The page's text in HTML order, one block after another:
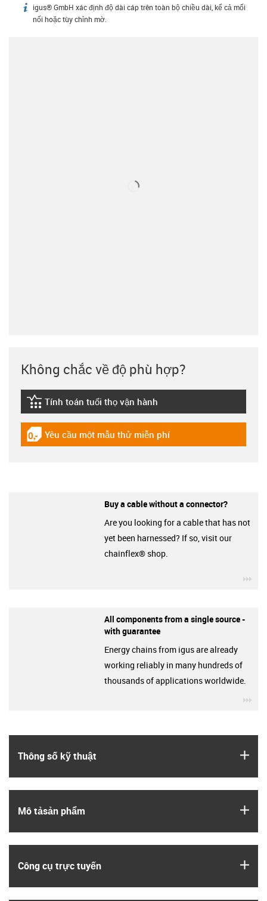
igus-icon-info
igus® GmbH xác định độ dài cáp trên toàn bộ chiều dài, kể cả mối
nối hoặc tùy chỉnh mờ.
Thông số kỹ thuật
Mô tả­sản phẩm
Công cụ trực tuyến
Không chắc về độ phù hợp?
igus-icon-lebensdauerrechner
Tính toán tuổi thọ vận hành
igus-icon-gratismuster
Yêu cầu một mẫu thử miễn phí
Buy a cable without a connector?
Are you looking for a cable that has not
yet been harnessed? If so, visit our
chainflex® shop.
All components from a single source -
with guarantee
Energy chains from igus are already
working reliably in many hundreds of
thousands of applications worldwide.